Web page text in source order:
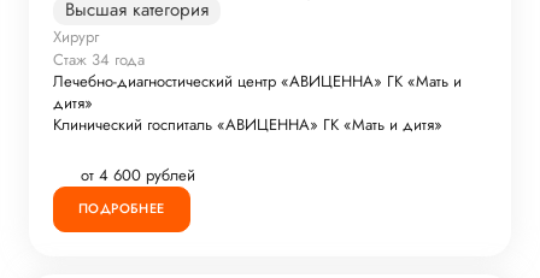
Высшая категория
Хирург
Стаж 34 года
Лечебно-диагностический центр «АВИЦЕННА» ГК «Мать и
дитя»
Клинический госпиталь «АВИЦЕННА» ГК «Мать и дитя»
от 4 600 рублей
ПОДРОБНЕЕ